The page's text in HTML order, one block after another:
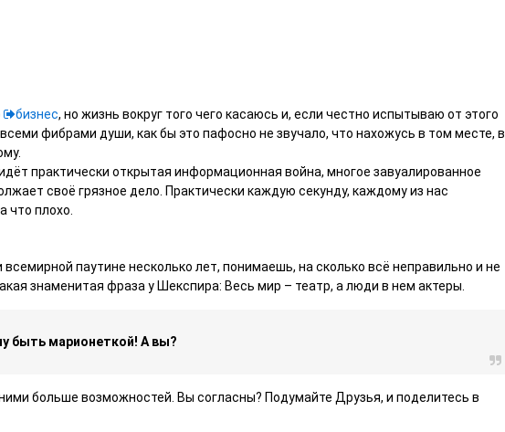
бизнес, но жизнь вокруг того чего касаюсь и, если честно испытываю от этого
фибрами души, как бы это пафосно не звучало, что нахожусь в том месте, в
практически открытая информационная война, многое завуалированное
своё грязное дело. Практически каждую секунду, каждому из нас
что плохо.
всемирной паутине несколько лет, понимаешь, на сколько всё неправильно и не
знаменитая фраза у Шекспира: Весь мир – театр, а люди в нем актеры.
быть марионеткой! А вы?
больше возможностей. Вы согласны? Подумайте Друзья, и поделитесь в